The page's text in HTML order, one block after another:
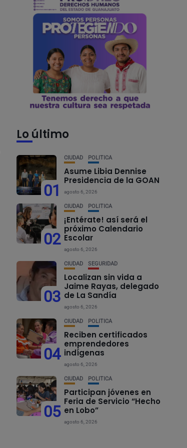
Lo último
01
CIUDAD POLÍTICA
Asume Libia Dennise
Presidencia de la GOAN
agosto 6, 2026
02
CIUDAD POLÍTICA
¡Entérate! así será el
próximo Calendario
Escolar
agosto 6, 2026
03
CIUDAD SEGURIDAD
Localizan sin vida a
Jaime Rayas, delegado
de La Sandía
agosto 6, 2026
04
CIUDAD POLÍTICA
Reciben certificados
emprendedores
indígenas
agosto 6, 2026
05
CIUDAD POLÍTICA
Participan jóvenes en
Feria de Servicio “Hecho
en Lobo”
agosto 6, 2026